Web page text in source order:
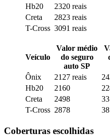
Hb20
2320 reais
Creta
2823 reais
T-Cross 3091 reais
Veículo
Valor médio
do seguro
auto SP
Ônix
2127 reais
Hb20
2160
Creta
2498
T-Cross 2878
Coberturas escolhidas